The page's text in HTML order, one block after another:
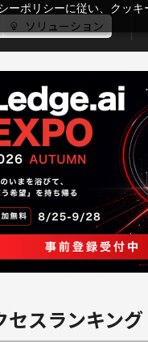
ーポリシーに従い、クッキ
ソリューション
セスランキング